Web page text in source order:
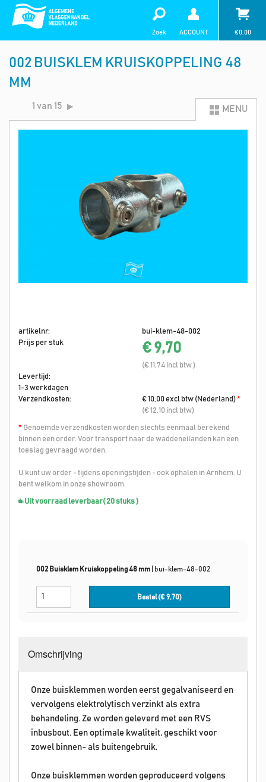
Zoek ACCOUNT €0,00
002 BUISKLEM KRUISKOPPELING 48
MM
1 van 15 MENU
artikelnr:
bui-klem-48-002
Prijs per stuk
€ 9,70
(€ 11,74 incl btw )
Levertijd:
1-3 werkdagen
Verzendkosten:
€ 10,00 excl btw (Nederland)*
(€ 12,10 incl btw)
* Genoemde verzendkosten worden slechts eenmaal berekend
binnen een order. Voor transport naar de waddeneilanden kan een
toeslag gevraagd worden.
U kunt uw order - tijdens openingstijden - ook ophalen in Arnhem. U
bent welkom in onze showroom.
Uit voorraad leverbaar( 20 stuks )
002 Buisklem Kruiskoppeling 48 mm bui-klem-48-002
Bestel (€9,70)
Omschrijving
Onze buisklemmen worden eerst gegalvaniseerd en
vervolgens elektrolytisch verzinkt als extra
behandeling. Ze worden geleverd met een RVS
inbusbout. Een optimale kwaliteit, geschikt voor
zowel binnen- als buitengebruik.
Onze buisklemmen worden geproduceerd volgens